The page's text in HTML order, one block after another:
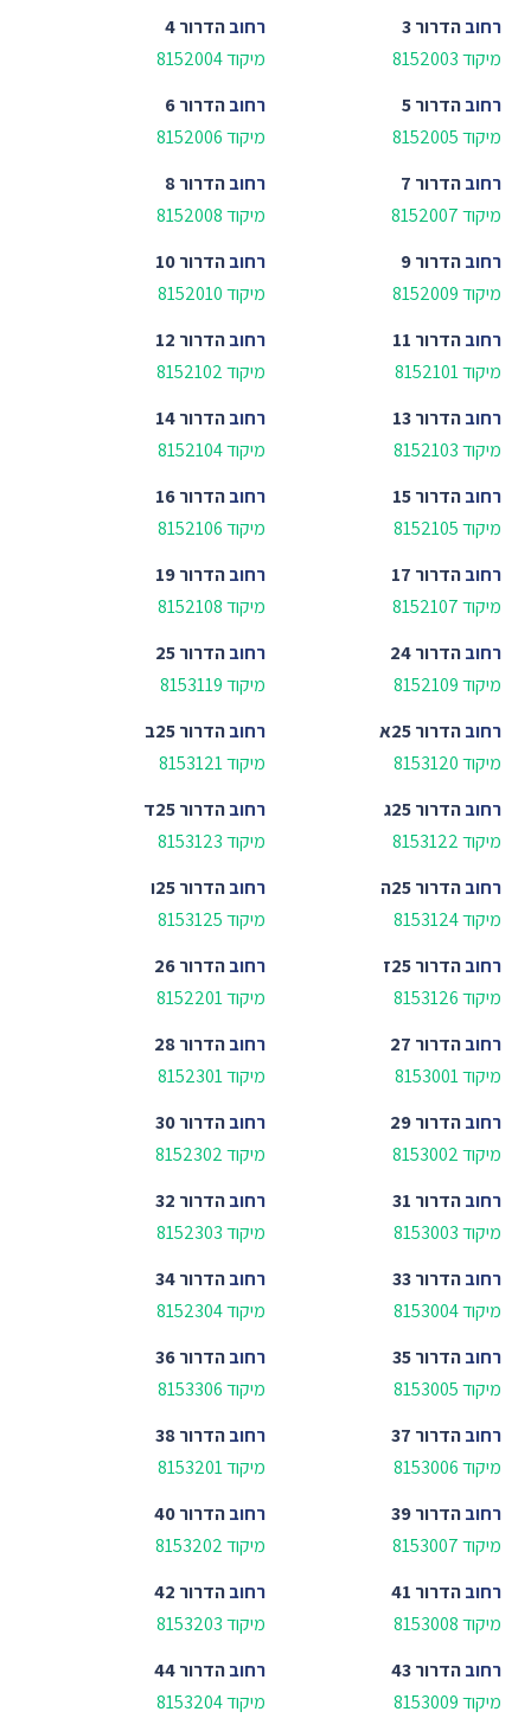
רחובהדרור 3
מיקוד 8152003
רחובהדרור 4
מיקוד 8152004
רחובהדרור 5
מיקוד 8152005
רחובהדרור 6
מיקוד 8152006
רחובהדרור 7
מיקוד 8152007
רחובהדרור 8
מיקוד 8152008
רחובהדרור 9
מיקוד 8152009
רחובהדרור 10
מיקוד 8152010
רחובהדרור 11
מיקוד 8152101
רחובהדרור 12
מיקוד 8152102
רחובהדרור 13
מיקוד 8152103
רחובהדרור 14
מיקוד 8152104
רחובהדרור 15
מיקוד 8152105
רחובהדרור 16
מיקוד 8152106
רחובהדרור 17
מיקוד 8152107
רחובהדרור 19
מיקוד 8152108
רחובהדרור 24
מיקוד 8152109
רחובהדרור 25
מיקוד 8153119
רחובהדרור 25א
מיקוד 8153120
רחובהדרור 25ב
מיקוד 8153121
רחובהדרור 25ג
מיקוד 8153122
רחובהדרור 25ד
מיקוד 8153123
רחובהדרור 25ה
מיקוד 8153124
רחובהדרור 25ו
מיקוד 8153125
רחובהדרור 25ז
מיקוד 8153126
רחובהדרור 26
מיקוד 8152201
רחובהדרור 27
מיקוד 8153001
רחובהדרור 28
מיקוד 8152301
רחובהדרור 29
מיקוד 8153002
רחובהדרור 30
מיקוד 8152302
רחובהדרור 31
מיקוד 8153003
רחובהדרור 32
מיקוד 8152303
רחובהדרור 33
מיקוד 8153004
רחובהדרור 34
מיקוד 8152304
רחובהדרור 35
מיקוד 8153005
רחובהדרור 36
מיקוד 8153306
רחובהדרור 37
מיקוד 8153006
רחובהדרור 38
מיקוד 8153201
רחובהדרור 39
מיקוד 8153007
רחובהדרור 40
מיקוד 8153202
רחובהדרור 41
מיקוד 8153008
רחובהדרור 42
מיקוד 8153203
רחובהדרור 43
מיקוד 8153009
רחובהדרור 44
מיקוד 8153204